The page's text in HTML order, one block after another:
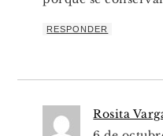
RESPONDER
Rosita